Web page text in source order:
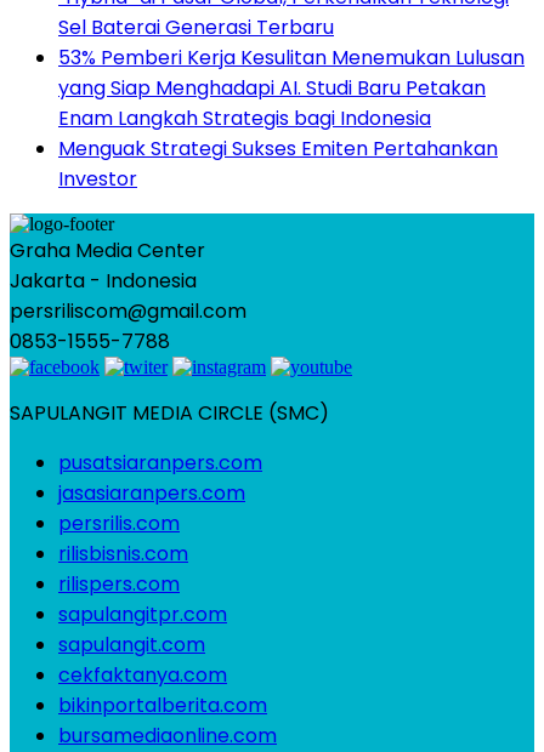
Sel Baterai Generasi Terbaru
53% Pemberi Kerja Kesulitan Menemukan Lulusan
yang Siap Menghadapi AI. Studi Baru Petakan
Enam Langkah Strategis bagi Indonesia
Menguak Strategi Sukses Emiten Pertahankan
Investor
Graha Media Center
Jakarta - Indonesia
persriliscom@gmail.com
0853-1555-7788
SAPULANGIT MEDIA CIRCLE (SMC)
pusatsiaranpers.com
jasasiaranpers.com
persrilis.com
rilisbisnis.com
rilispers.com
sapulangitpr.com
sapulangit.com
cekfaktanya.com
bikinportalberita.com
bursamediaonline.com